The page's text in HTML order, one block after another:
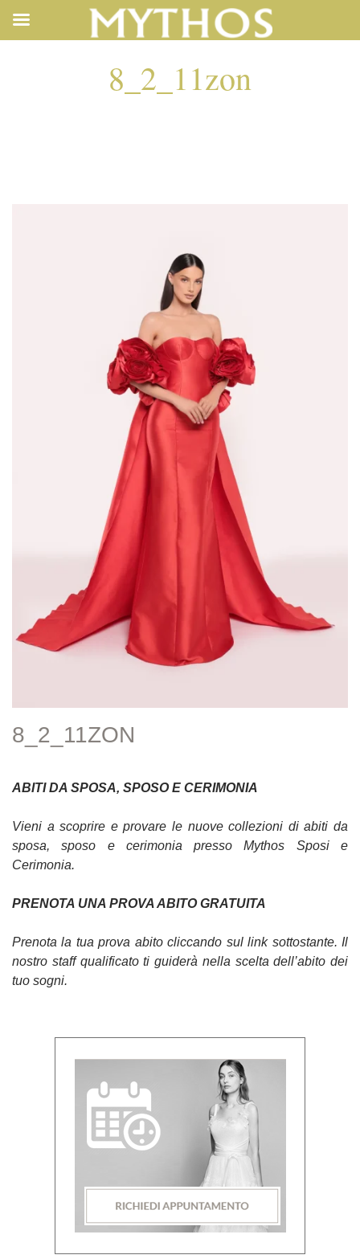
8_2_11zon
8_2_11ZON
ABITI DA SPOSA, SPOSO E CERIMONIA
Vieni a scoprire e provare le nuove collezioni di abiti da
sposa, sposo e cerimonia presso Mythos Sposi e
Cerimonia.
PRENOTA UNA PROVA ABITO GRATUITA
Prenota la tua prova abito cliccando sul link sottostante. Il
nostro staff qualificato ti guiderà nella scelta dell’abito dei
tuo sogni.